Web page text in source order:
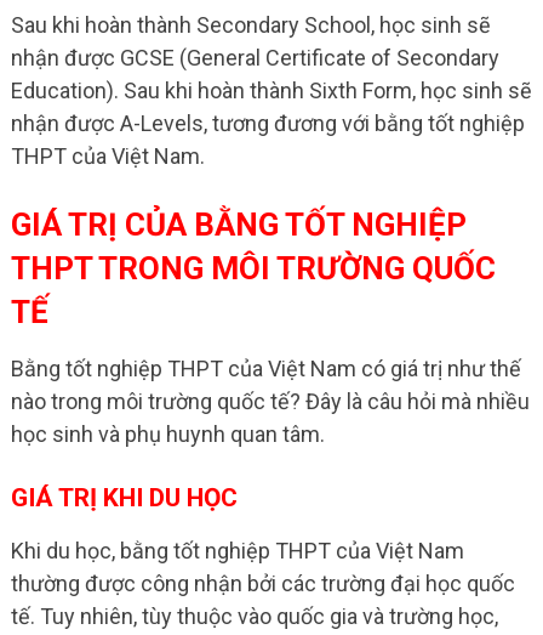
Sau khi hoàn thành Secondary School, học sinh sẽ
nhận được GCSE (General Certificate of Secondary
Education). Sau khi hoàn thành Sixth Form, học sinh sẽ
nhận được A-Levels, tương đương với bằng tốt nghiệp
THPT của Việt Nam.
GIÁ TRỊ CỦA BẰNG TỐT NGHIỆP
THPT TRONG MÔI TRƯỜNG QUỐC
TẾ
Bằng tốt nghiệp THPT của Việt Nam có giá trị như thế
nào trong môi trường quốc tế? Đây là câu hỏi mà nhiều
học sinh và phụ huynh quan tâm.
GIÁ TRỊ KHI DU HỌC
Khi du học, bằng tốt nghiệp THPT của Việt Nam
thường được công nhận bởi các trường đại học quốc
tế. Tuy nhiên, tùy thuộc vào quốc gia và trường học,